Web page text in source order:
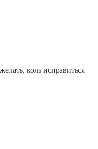
коль исправиться